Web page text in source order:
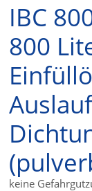
IBC
800
keine